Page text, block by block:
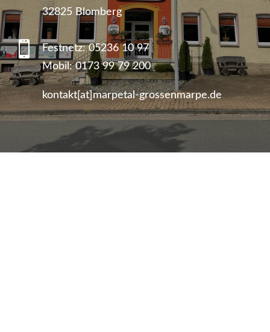
32825 Blomberg
 Festnetz:05236 10 97
Mobil:0173 99 79 200
kontakt[at]marpetal-grossenmarpe.de